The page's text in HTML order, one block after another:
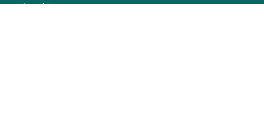
Gás grátis